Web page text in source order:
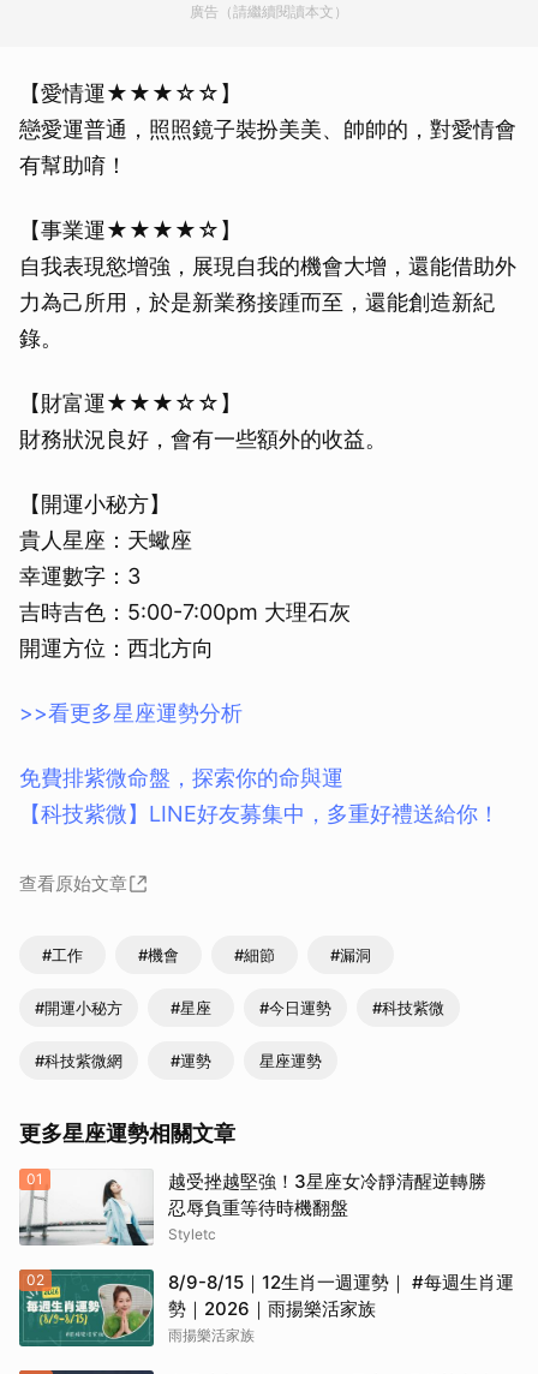
廣告（請繼續閱讀本文）
【愛情運★★★☆☆】
戀愛運普通，照照鏡子裝扮美美、帥帥的，對愛情會
有幫助唷！
【事業運★★★★☆】
自我表現慾增強，展現自我的機會大增，還能借助外
力為己所用，於是新業務接踵而至，還能創造新紀
錄。
【財富運★★★☆☆】
財務狀況良好，會有一些額外的收益。
【開運小秘方】
貴人星座：天蠍座
幸運數字：3
吉時吉色：5:00-7:00pm 大理石灰
開運方位：西北方向
>>看更多星座運勢分析
免費排紫微命盤，探索你的命與運
【科技紫微】LINE好友募集中，多重好禮送給你！
查看原始文章
#工作 #機會 #細節 #漏洞
#開運小秘方 #星座 #今日運勢 #科技紫微
#科技紫微網 #運勢 星座運勢
更多星座運勢相關文章
01
越受挫越堅強！3星座女冷靜清醒逆轉勝
忍辱負重等待時機翻盤
Styletc
02
8/9-8/15｜12生肖一週運勢｜ #每週生肖運
勢｜2026｜雨揚樂活家族
雨揚樂活家族